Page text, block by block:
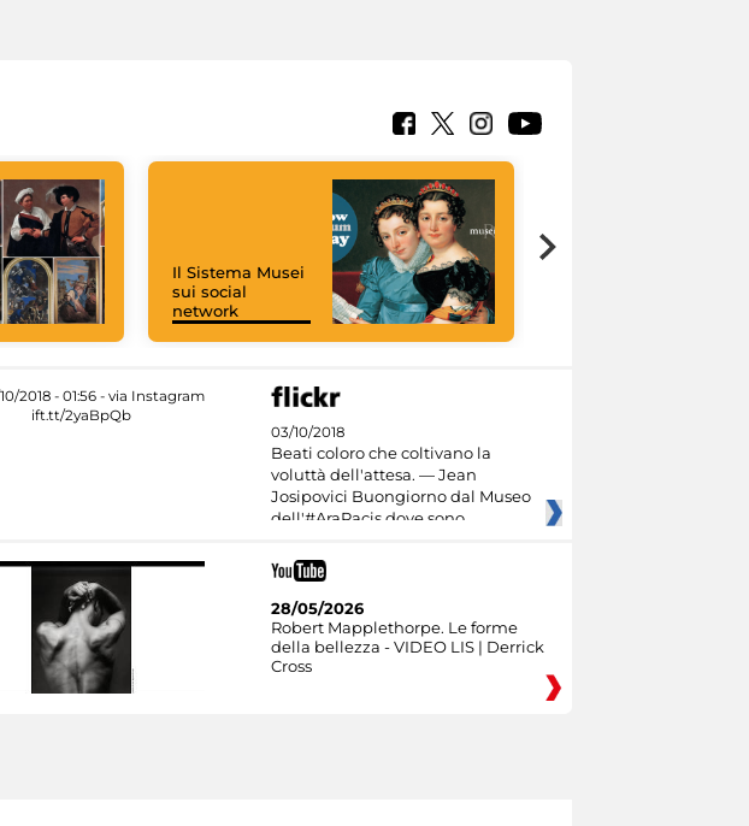
Il Sistema Musei
sui social
network
03/10/2018
Beati coloro che coltivano la
voluttà dell'attesa. — Jean
Josipovici Buongiorno dal Museo
dell'#AraPacis dove sono
28/05/2026
Robert Mapplethorpe. Le forme
della bellezza - VIDEO LIS | Derrick
Cross